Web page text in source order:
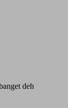
deh